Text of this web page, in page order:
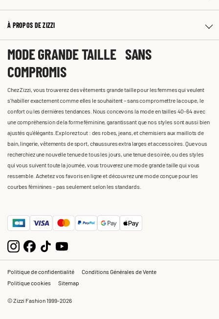
À PROPOS DE ZIZZI
MODE GRANDE TAILLE SANS
COMPROMIS
Chez Zizzi, vous trouverez des vêtements grande taille pour les femmes qui veulent
s'habiller exactement comme elles le souhaitent – sans compromettre la coupe, le
confort ou les dernières tendances. Nous concevons la mode en tailles 40-64 avec
une compréhension de la forme féminine, garantissant que nos styles sont aussi bien
ajustés qu'élégants. Explorez tout : des robes, jeans, et chemisiers aux maillots de
bain, lingerie, vêtements de sport, chaussures extra larges et accessoires. Que vous
recherchiez une nouvelle tenue de tous les jours, une tenue de soirée, ou des styles
qui vous suivent toute la journée, vous trouverez une mode grande taille qui vous
ressemble. Achetez vos favoris en ligne et découvrez une mode conçue pour les
courbes féminines – pas seulement selon les standards.
Politique de confidentialité
Conditions Générales de Vente
Politique cookies
Sitemap
© Zizzi Fashion 1999-2026